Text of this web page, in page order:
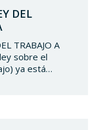
DEL
TRABAJO A
sobre el
ya está